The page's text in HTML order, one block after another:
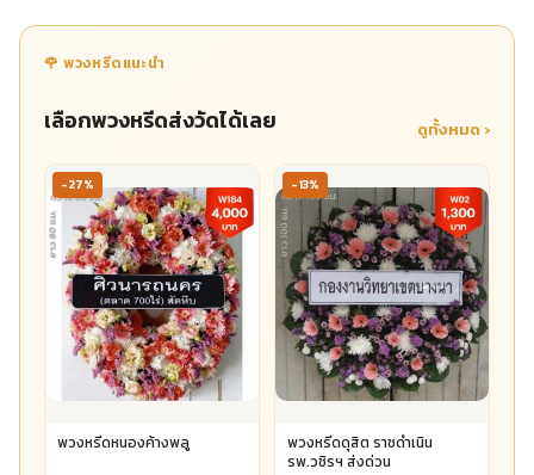
🌹 พวงหรีดแนะนำ
เลือกพวงหรีดส่งวัดได้เลย ดูทั้งหมด ›
-27%
พวงหรีดหนองค้างพลู
-13%
พวงหรีดดุสิต ราชดำเนิน
รพ.วชิรฯ ส่งด่วน